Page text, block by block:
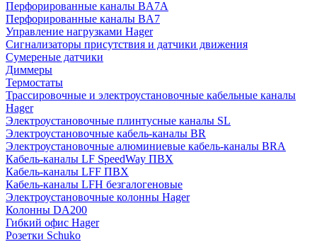
Перфорированные каналы BA7A
Перфорированные каналы BA7
Управление нагрузками Hager
Сигнализаторы присутствия и датчики движения
Сумереные датчики
Диммеры
Термостаты
Трассировочные и электроустановочные кабельные каналы
Hager
Электроустановочные плинтусные каналы SL
Электроустановочные кабель-каналы BR
Электроустановочные алюминиевые кабель-каналы BRA
Кабель-каналы LF SpeedWay ПВХ
Кабель-каналы LFF ПВХ
Кабель-каналы LFH безгалогеновые
Электроустановочные колонны Hager
Колонны DA200
Гибкий офис Hager
Розетки Schuko